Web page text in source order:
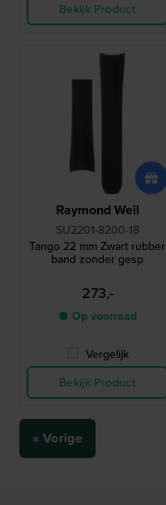
Bekijk Product
Raymond Weil
SU2201-8200-18
Tango 22 mm Zwart rubber
band zonder gesp
273,-
● Op voorraad
Vergelijk
Bekijk Product
« Vorige